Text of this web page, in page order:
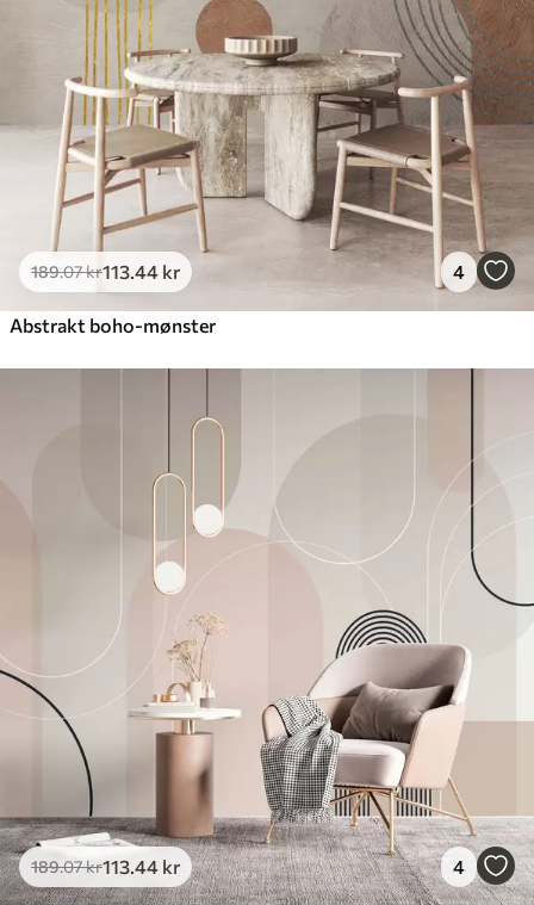
Premium
.33 269 .00 /m²
Premium vinyl
516.67 kr/m²
Peel and Stick
666 .67400 /m²
189.07kr113 .44 kr 4
Abstrakt boho-mønster
189.07kr113 .44 kr 4